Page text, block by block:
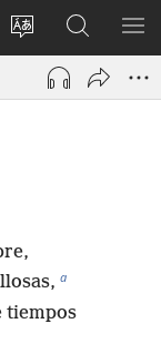
Cambiar
idioma
del sitio
Iniciar
sesión
en
jw.org
a
tiempos